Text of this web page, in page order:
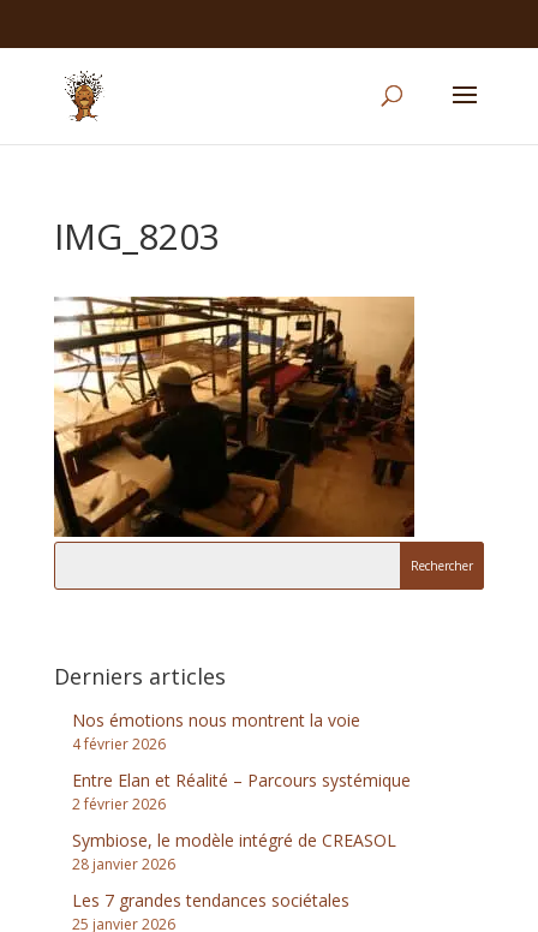
IMG_8203
Derniers articles
Nos émotions nous montrent la voie
4 février 2026
Entre Elan et Réalité – Parcours systémique
2 février 2026
Symbiose, le modèle intégré de CREASOL
28 janvier 2026
Les 7 grandes tendances sociétales
25 janvier 2026